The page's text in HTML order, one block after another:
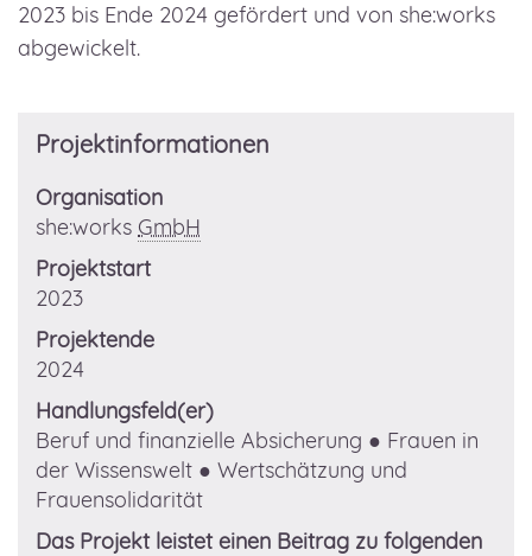
2023 bis Ende 2024 gefördert und von she:works
abgewickelt.
Projektinformationen
Organisation
she:works GmbH
Projektstart
2023
Projektende
2024
Handlungsfeld(er)
Beruf und finanzielle Absicherung ● Frauen in
der Wissenswelt ● Wertschätzung und
Frauensolidarität
Das Projekt leistet einen Beitrag zu folgenden